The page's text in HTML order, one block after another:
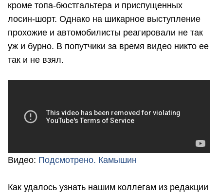
кроме топа-бюстгальтера и приспущенных
лосин-шорт. Однако на шикарное выступление
прохожие и автомобилисты реагировали не так
уж и бурно. В попутчики за время видео никто ее
так и не взял.
Видео: Подсмотрено. Камышин
Как удалось узнать нашим коллегам из редакции